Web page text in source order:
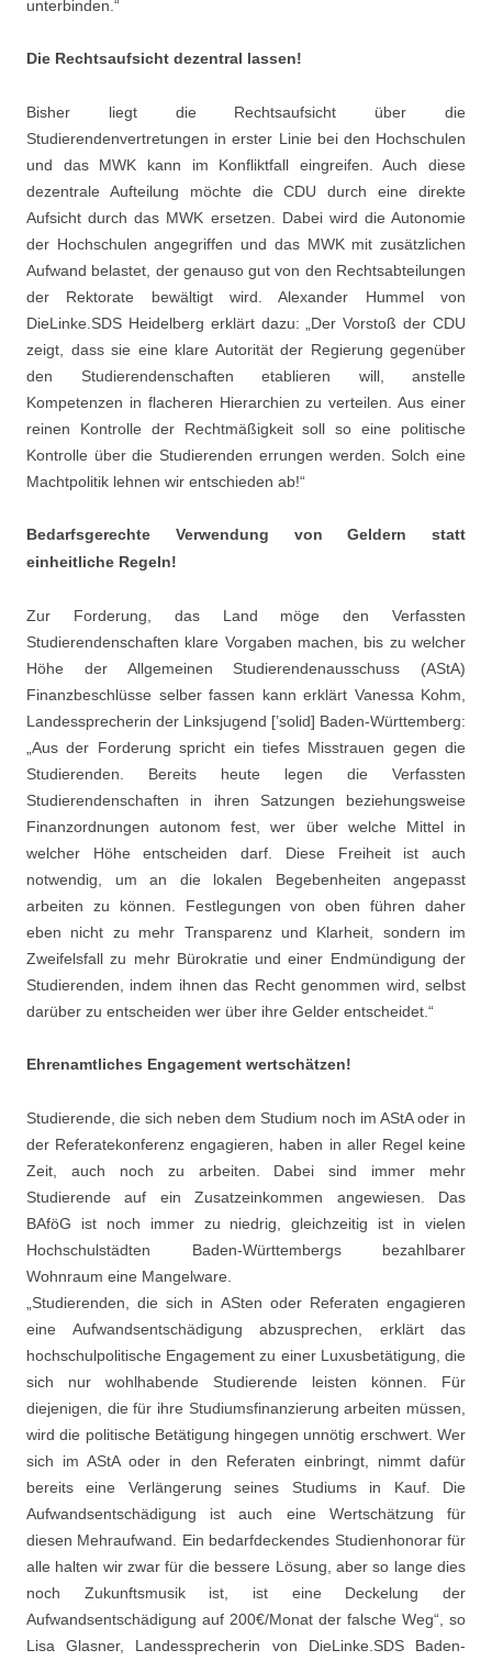
unterbinden.“
Die Rechtsaufsicht dezentral lassen!
Bisher liegt die Rechtsaufsicht über die
Studierendenvertretungen in erster Linie bei den Hochschulen
und das MWK kann im Konfliktfall eingreifen. Auch diese
dezentrale Aufteilung möchte die CDU durch eine direkte
Aufsicht durch das MWK ersetzen. Dabei wird die Autonomie
der Hochschulen angegriffen und das MWK mit zusätzlichen
Aufwand belastet, der genauso gut von den Rechtsabteilungen
der Rektorate bewältigt wird. Alexander Hummel von
DieLinke.SDS Heidelberg erklärt dazu: „Der Vorstoß der CDU
zeigt, dass sie eine klare Autorität der Regierung gegenüber
den Studierendenschaften etablieren will, anstelle
Kompetenzen in flacheren Hierarchien zu verteilen. Aus einer
reinen Kontrolle der Rechtmäßigkeit soll so eine politische
Kontrolle über die Studierenden errungen werden. Solch eine
Machtpolitik lehnen wir entschieden ab!“
Bedarfsgerechte Verwendung von Geldern statt
einheitliche Regeln!
Zur Forderung, das Land möge den Verfassten
Studierendenschaften klare Vorgaben machen, bis zu welcher
Höhe der Allgemeinen Studierendenausschuss (AStA)
Finanzbeschlüsse selber fassen kann erklärt Vanessa Kohm,
Landessprecherin der Linksjugend [’solid] Baden-Württemberg:
„Aus der Forderung spricht ein tiefes Misstrauen gegen die
Studierenden. Bereits heute legen die Verfassten
Studierendenschaften in ihren Satzungen beziehungsweise
Finanzordnungen autonom fest, wer über welche Mittel in
welcher Höhe entscheiden darf. Diese Freiheit ist auch
notwendig, um an die lokalen Begebenheiten angepasst
arbeiten zu können. Festlegungen von oben führen daher
eben nicht zu mehr Transparenz und Klarheit, sondern im
Zweifelsfall zu mehr Bürokratie und einer Endmündigung der
Studierenden, indem ihnen das Recht genommen wird, selbst
darüber zu entscheiden wer über ihre Gelder entscheidet.“
Ehrenamtliches Engagement wertschätzen!
Studierende, die sich neben dem Studium noch im AStA oder in
der Referatekonferenz engagieren, haben in aller Regel keine
Zeit, auch noch zu arbeiten. Dabei sind immer mehr
Studierende auf ein Zusatzeinkommen angewiesen. Das
BAföG ist noch immer zu niedrig, gleichzeitig ist in vielen
Hochschulstädten Baden-Württembergs bezahlbarer
Wohnraum eine Mangelware.
„Studierenden, die sich in ASten oder Referaten engagieren
eine Aufwandsentschädigung abzusprechen, erklärt das
hochschulpolitische Engagement zu einer Luxusbetätigung, die
sich nur wohlhabende Studierende leisten können. Für
diejenigen, die für ihre Studiumsfinanzierung arbeiten müssen,
wird die politische Betätigung hingegen unnötig erschwert. Wer
sich im AStA oder in den Referaten einbringt, nimmt dafür
bereits eine Verlängerung seines Studiums in Kauf. Die
Aufwandsentschädigung ist auch eine Wertschätzung für
diesen Mehraufwand. Ein bedarfdeckendes Studienhonorar für
alle halten wir zwar für die bessere Lösung, aber so lange dies
noch Zukunftsmusik ist, ist eine Deckelung der
Aufwandsentschädigung auf 200€/Monat der falsche Weg“, so
Lisa Glasner, Landessprecherin von DieLinke.SDS Baden-